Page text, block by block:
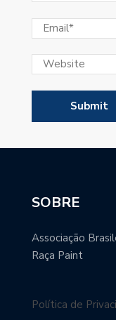
SOBRE
Associação
Raça Paint
Política de